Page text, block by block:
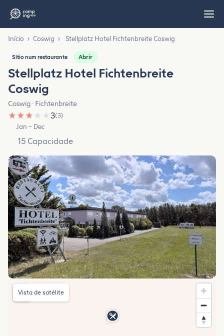
Início › Coswig › Stellplatz Hotel Fichtenbreite Coswig
Sítio num restaurante Abrir
Stellplatz Hotel Fichtenbreite
Coswig
Coswig · Fichtenbreite
★ ★ ★ ★ ★3(3)
Jan – Dec
15 Capacidade
Vista de satélite